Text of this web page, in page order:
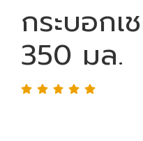
กระบอกเ
350 มล.